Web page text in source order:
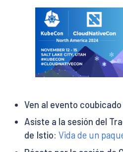
Ven al evento coubicado
Asiste a la sesión del
de Istio: Vida de un